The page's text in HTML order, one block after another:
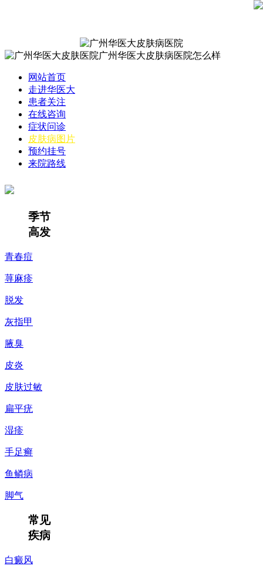
网站首页
走进华医大
患者关注
在线咨询
症状问诊
皮肤病图片
预约挂号
来院路线
季节
高发
青春痘
荨麻疹
脱发
灰指甲
腋臭
皮炎
皮肤过敏
扁平疣
湿疹
手足癣
鱼鳞病
脚气
常见
疾病
白癜风